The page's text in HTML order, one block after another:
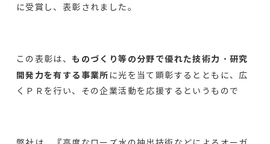
に受賞し、表彰されました。
この表彰は、 ものづくり等の分野で優れた技術力・研究
開発力を有する事業所 に光を当て顕彰するとともに、広
くＰＲを行い、その企業活動を応援するというもので